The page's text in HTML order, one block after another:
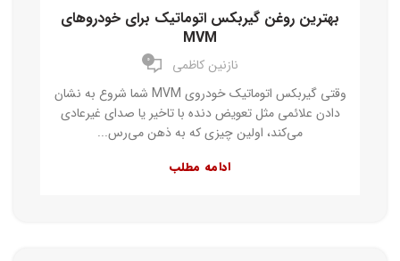
بهترین روغن گیربکس اتوماتیک برای خودروهای
MVM
نازنین کاظمی ۰
وقتی گیربکس اتوماتیک خودروی MVM شما شروع به نشان
دادن علائمی مثل تعویض دنده با تاخیر یا صدای غیرعادی
می‌کند، اولین چیزی که به ذهن می‌رس...
ادامه مطلب